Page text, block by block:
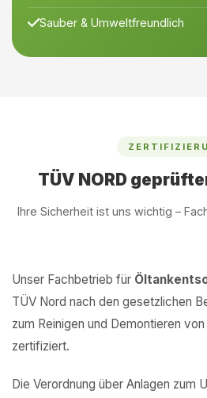
Sauber & Umweltfreundlich
TÜV NORD
Ihre Sicherheit ist uns wichtig –
Unser Fachbetrieb für
TÜV Nord nach den gesetzlichen
zum Reinigen und Demontieren
zertifiziert.
Die Verordnung über Anlagen zum